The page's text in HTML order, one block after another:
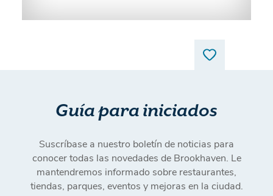
Guía para iniciados
Suscríbase a nuestro boletín de noticias para
conocer todas las novedades de Brookhaven. Le
mantendremos informado sobre restaurantes,
tiendas, parques, eventos y mejoras en la ciudad.